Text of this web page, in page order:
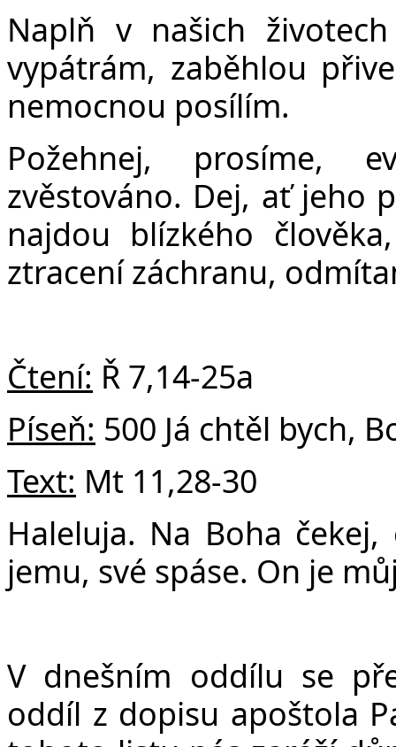
Naplň v našich
vypátrám, zaběhlou
nemocnou posílím.
Požehnej, prosíme,
zvěstováno. Dej, ať jeho
najdou blízkého
ztracení záchranu,
Čtení: Ř 7,14-25a
Píseň: 500 Já chtěl bych,
Text: Mt 11,28-30
Haleluja. Na Boha
jemu, své spáse. On je
V dnešním oddílu se
oddíl z dopisu apoštola